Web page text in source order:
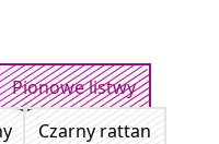
Pionowe listwy
Czarny rattan